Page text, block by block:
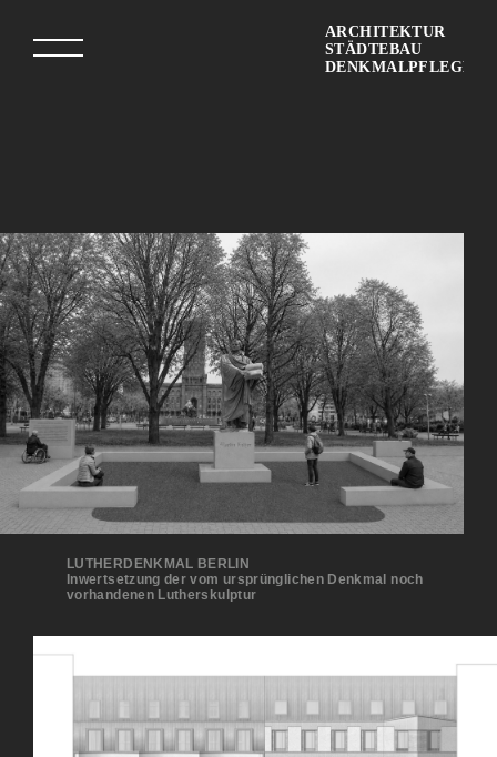
ARCHITEKTUR
STÄDTEBAU
DENKMALPFLEGE
LUTHERDENKMAL BERLIN
Inwertsetzung der vom ursprünglichen Denkmal noch
vorhandenen Lutherskulptur